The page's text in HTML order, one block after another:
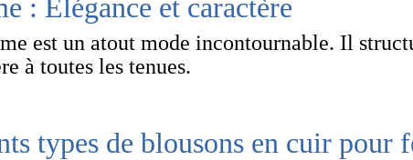
: Élégance et caractère
est un atout mode incontournable. Il
à toutes les tenues.
types de blousons en cuir pour